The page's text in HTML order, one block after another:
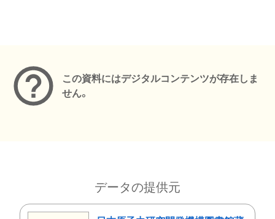
この資料にはデジタルコンテンツが存在しま
せん。
データの提供元